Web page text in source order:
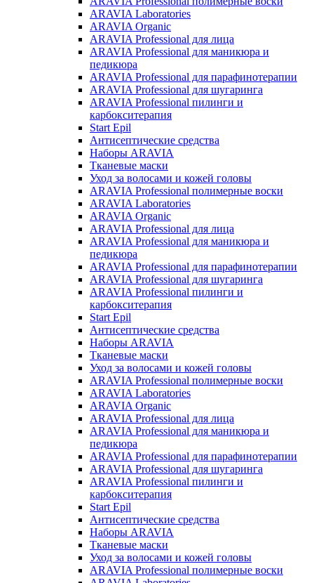
ARAVIA Laboratories
ARAVIA Organic
ARAVIA Professional для лица
ARAVIA Professional для маникюра и
педикюра
ARAVIA Professional для парафинотерапии
ARAVIA Professional для шугаринга
ARAVIA Professional пилинги и
карбокситерапия
Start Epil
Антисептические средства
Наборы ARAVIA
Тканевые маски
Уход за волосами и кожей головы
ARAVIA Professional полимерные воски
ARAVIA Laboratories
ARAVIA Organic
ARAVIA Professional для лица
ARAVIA Professional для маникюра и
педикюра
ARAVIA Professional для парафинотерапии
ARAVIA Professional для шугаринга
ARAVIA Professional пилинги и
карбокситерапия
Start Epil
Антисептические средства
Наборы ARAVIA
Тканевые маски
Уход за волосами и кожей головы
ARAVIA Professional полимерные воски
ARAVIA Laboratories
ARAVIA Organic
ARAVIA Professional для лица
ARAVIA Professional для маникюра и
педикюра
ARAVIA Professional для парафинотерапии
ARAVIA Professional для шугаринга
ARAVIA Professional пилинги и
карбокситерапия
Start Epil
Антисептические средства
Наборы ARAVIA
Тканевые маски
Уход за волосами и кожей головы
ARAVIA Professional полимерные воски